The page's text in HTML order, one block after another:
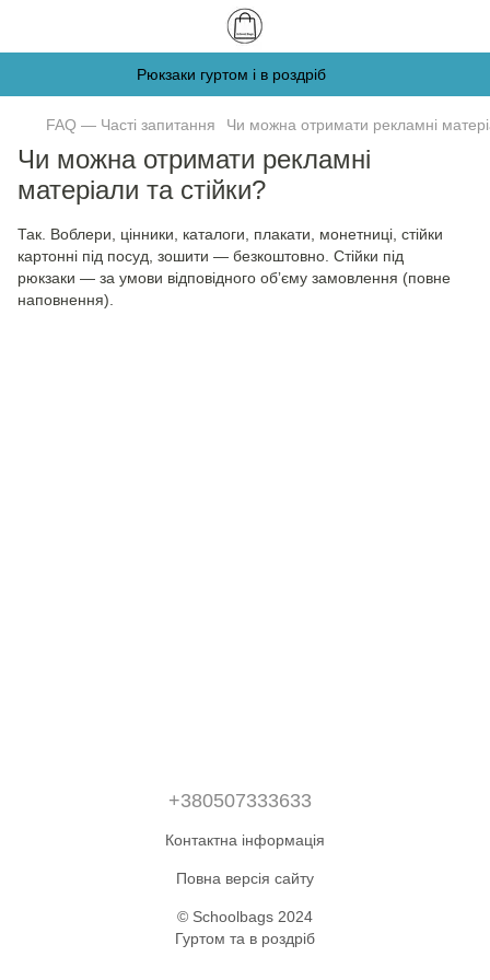
Рюкзаки гуртом і в роздріб
FAQ — Часті запитання Чи можна отримати рекламні
Чи можна отримати рекламні
матеріали та стійки?
Так. Воблери, цінники, каталоги, плакати, монетниці, стійки
картонні під посуд, зошити — безкоштовно. Стійки під
рюкзаки — за умови відповідного обʼєму замовлення (повне
наповнення).
+380507333633
Контактна інформація
Повна версія сайту
© Schoolbags 2024
Гуртом та в роздріб